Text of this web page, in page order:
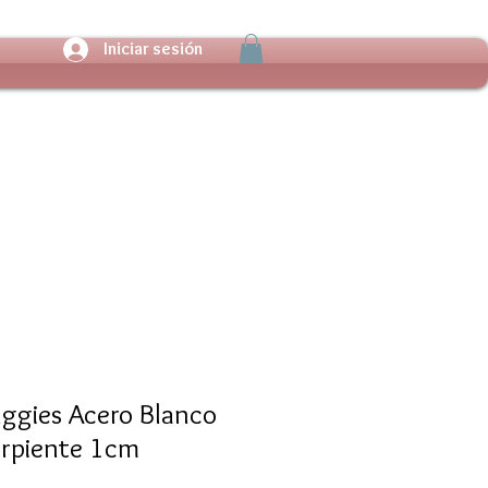
Iniciar sesión
Acero Blanco
1cm